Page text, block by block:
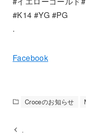
#K14 #YG #PG
.
Facebook
Croceのお知らせ
.